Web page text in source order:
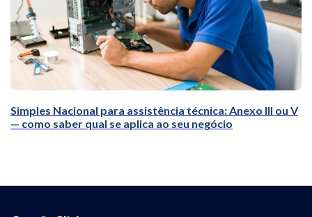
Simples Nacional para assistência técnica: Anexo III ou V
— como saber qual se aplica ao seu negócio